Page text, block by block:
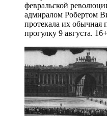
февральской
адмиралом Робертом
протекала их обычная
прогулку 9 августа. 16+